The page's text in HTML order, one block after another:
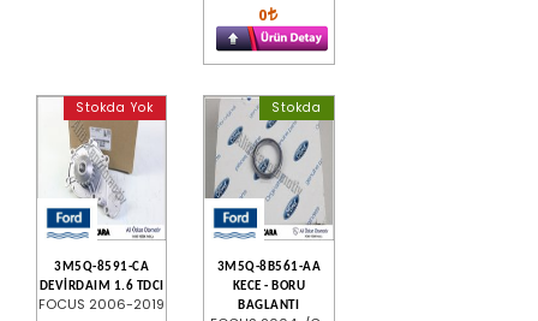
0
Stokda Yok
3M5Q-8591-CA
DEVİRDAIM 1.6 TDCI
FOCUS 2006-2019
Stokda
3M5Q-8B561-AA
KECE - BORU
BAGLANTI